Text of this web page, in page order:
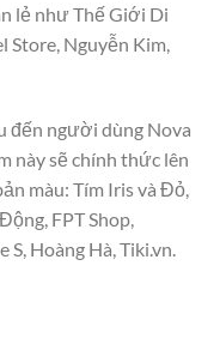
lẻ như Thế Giới Di
Store, Nguyễn Kim,
đến người dùng Nova
này sẽ chính thức lên
màu: Tím Iris và Đỏ,
FPT Shop,
Hoàng Hà, Tiki.vn.